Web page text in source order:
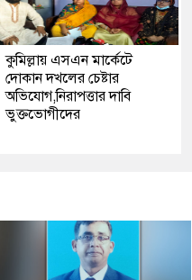
কুমিল্লায় এসএন মার্কেটে
দোকান দখলের চেষ্টার
অভিযোগ,নিরাপত্তার দাবি
ভুক্তভোগীদের